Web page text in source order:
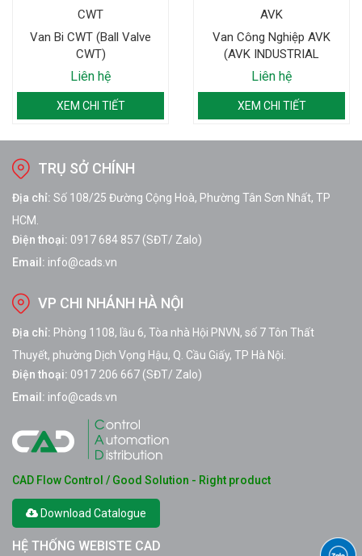
CWT
Van Bi CWT (Ball Valve
CWT)
Liên hệ
XEM CHI TIẾT
AVK
Van Công Nghiệp AVK
(AVK INDUSTRIAL
VALVES)
Liên hệ
XEM CHI TIẾT
TRỤ SỞ CHÍNH
Địa chỉ: Số 108/25 Đường Cộng Hoà, Phường Tân Sơn Nhất, TP
HCM.
Điện thoại: 0917 684 857 (SĐT/ Zalo)
Email: info@cads.vn
VP CHI NHÁNH HÀ NỘI
Địa chỉ: Phòng 1108, lầu 6, Tòa nhà Hội PNVN, số 7 Tôn Thất
Thuyết, phường Dịch Vọng Hậu, Q. Cầu Giấy, TP Hà Nội.
Điện thoại: 0917 206 667 (SĐT/ Zalo)
Email: info@cads.vn
CAD Flow Control / Good Solution - Right product
Download Catalogue
HỆ THỐNG WEBISTE CAD